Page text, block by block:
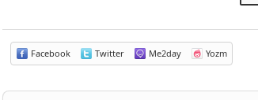
Facebook Twitter Me2day Yozm